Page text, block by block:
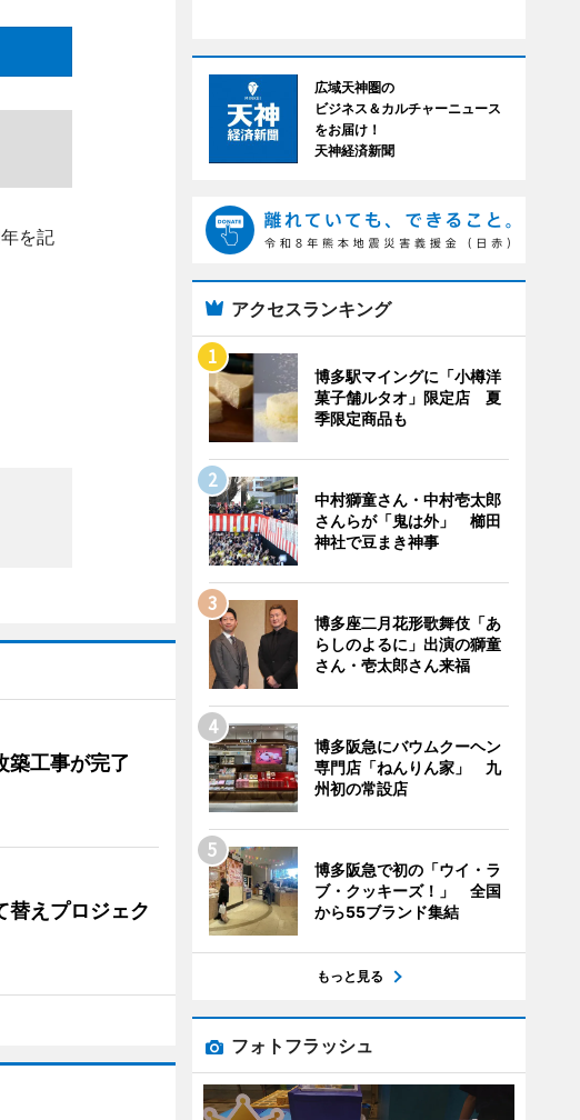
を記
築工事が完了
替えプロジェク
広域天神圏の
ビジネス＆カルチャーニュース
をお届け！
天神経済新聞
アクセスランキング
博多駅マイングに「小樽洋
菓子舗ルタオ」限定店 夏
季限定商品も
中村獅童さん・中村壱太郎
さんらが「鬼は外」 櫛田
神社で豆まき神事
博多座二月花形歌舞伎「あ
らしのよるに」出演の獅童
さん・壱太郎さん来福
博多阪急にバウムクーヘン
専門店「ねんりん家」 九
州初の常設店
博多阪急で初の「ウイ・ラ
ブ・クッキーズ！」 全国
から55ブランド集結
もっと見る
フォトフラッシュ